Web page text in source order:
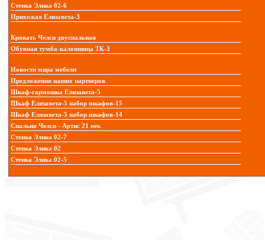
Стенка Элика 02-6
Прихожая Елизавета-3
Кровать Челси двуспальная
Обувная тумба-калошница ТК-3
Новости мира мебели
Предложения наших партнеров
Шкаф-гармошка Елизавета-5
Шкаф Елизавета-5 набор шкафов-15
Шкаф Елизавета-5 набор шкафов-14
Спальня Челси - Артис 21 век
Стенка Элика 02-7
Стенка Элика 02
Стенка Элика 02-5